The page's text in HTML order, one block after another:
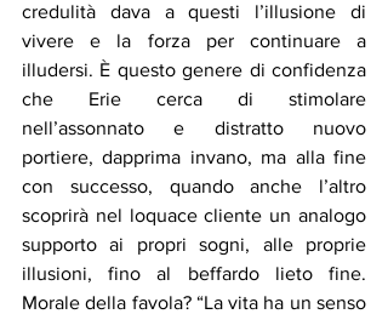
credulità dava a questi l’illusione di
vivere e la forza per continuare a
illudersi. È questo genere di confidenza
che Erie cerca di stimolare
nell’assonnato e distratto nuovo
portiere, dapprima invano, ma alla fine
con successo, quando anche l’altro
scoprirà nel loquace cliente un analogo
supporto ai propri sogni, alle proprie
illusioni, fino al beffardo lieto fine.
Morale della favola? “La vita ha un senso